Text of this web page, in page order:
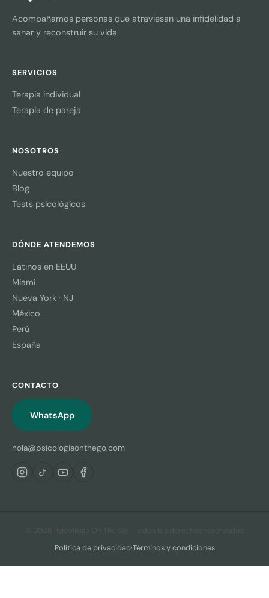
Acompañamos personas que atraviesan una infidelidad a
sanar y reconstruir su vida.
SERVICIOS
Terapia individual
Terapia de pareja
NOSOTROS
Nuestro equipo
Blog
Tests psicológicos
DÓNDE ATENDEMOS
Latinos en EEUU
Miami
Nueva York · NJ
México
Perú
España
CONTACTO
WhatsApp
hola@psicologiaonthego.com
© 2026 Psicología On The Go · Todos los derechos reservados
Política de privacidad·Términos y condiciones